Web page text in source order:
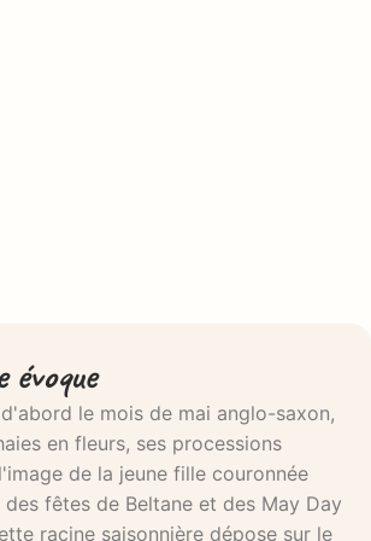
évoque
le mois de mai anglo-saxon,
en fleurs, ses processions
de la jeune fille couronnée
fêtes de Beltane et des May Day
racine saisonnière dépose sur le